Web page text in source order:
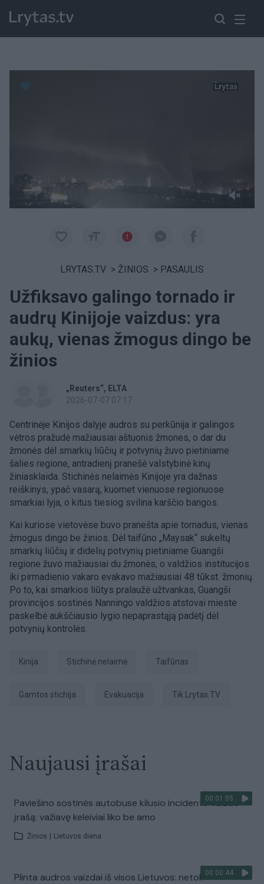
LRYTAS.TV > ŽINIOS > PASAULIS
Užfiksavo galingo tornado ir
audrų Kinijoje vaizdus: yra
aukų, vienas žmogus dingo be
žinios
„Reuters“
ELTA
2026-07-07 07:17
Centrinėje Kinijos dalyje audros su perkūnija ir galingos
vėtros pražudė mažiausiai aštuonis žmones, o dar du
žmonės dėl smarkių liūčių ir potvynių žuvo pietiniame
šalies regione, antradienį pranešė valstybinė kinų
žiniasklaida. Stichinės nelaimės Kinijoje yra dažnas
reiškinys, ypač vasarą, kuomet vienuose regionuose
smarkiai lyja, o kitus tiesiog svilina karščio bangos.
Kai kuriose vietovėse buvo pranešta apie tornadus, vienas
žmogus dingo be žinios. Dėl taifūno „Maysak“ sukeltų
smarkių liūčių ir didelių potvynių pietiniame Guangši
regione žuvo mažiausiai du žmonės, o valdžios institucijos
iki pirmadienio vakaro evakavo mažiausiai 48 tūkst. žmonių.
Po to, kai smarkios liūtys pralaužė užtvankas, Guangši
provincijos sostinės Nanningo valdžios atstovai mieste
paskelbė aukščiausio lygio nepaprastąją padėtį dėl
potvynių kontrolės.
Kinija stichinė nelaimė taifūnas
gamtos stichija evakuacija tik Lrytas.TV
Naujausi įrašai
00:01:05
Paviešino sostinės autobuse kilusio incidento vaizdo
įrašą: važiavę keleiviai liko be amo
Žinios Lietuvos diena
00:00:44
Plinta audros vaizdai iš visos Lietuvos: netoli